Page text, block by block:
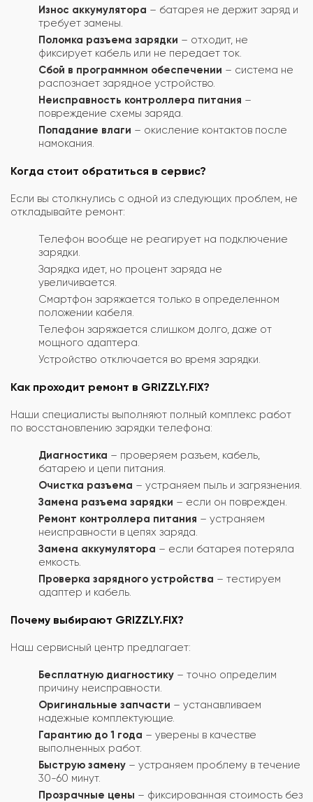
Износ аккумулятора – батарея не держит заряд и
требует замены.
Поломка разъема зарядки – отходит, не
фиксирует кабель или не передает ток.
Сбой в программном обеспечении – система не
распознает зарядное устройство.
Неисправность контроллера питания –
повреждение схемы заряда.
Попадание влаги – окисление контактов после
намокания.
Когда стоит обратиться в сервис?
Если вы столкнулись с одной из следующих проблем, не
откладывайте ремонт:
Телефон вообще не реагирует на подключение
зарядки.
Зарядка идет, но процент заряда не
увеличивается.
Смартфон заряжается только в определенном
положении кабеля.
Телефон заряжается слишком долго, даже от
мощного адаптера.
Устройство отключается во время зарядки.
Как проходит ремонт в GRIZZLY.FIX?
Наши специалисты выполняют полный комплекс работ
по восстановлению зарядки телефона:
Диагностика – проверяем разъем, кабель,
батарею и цепи питания.
Очистка разъема – устраняем пыль и загрязнения.
Замена разъема зарядки – если он поврежден.
Ремонт контроллера питания – устраняем
неисправности в цепях заряда.
Замена аккумулятора – если батарея потеряла
емкость.
Проверка зарядного устройства – тестируем
адаптер и кабель.
Почему выбирают GRIZZLY.FIX?
Наш сервисный центр предлагает:
Бесплатную диагностику – точно определим
причину неисправности.
Оригинальные запчасти – устанавливаем
надежные комплектующие.
Гарантию до 1 года – уверены в качестве
выполненных работ.
Быструю замену – устраняем проблему в течение
30-60 минут.
Прозрачные цены – фиксированная стоимость без